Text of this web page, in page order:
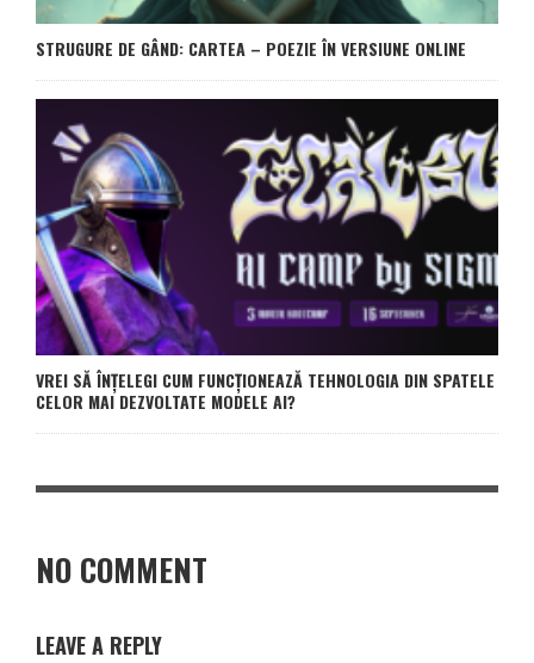
STRUGURE DE GÂND: CARTEA – POEZIE ÎN VERSIUNE ONLINE
VREI SĂ ÎNȚELEGI CUM FUNCȚIONEAZĂ TEHNOLOGIA DIN SPATELE
CELOR MAI DEZVOLTATE MODELE AI?
NO COMMENT
LEAVE A REPLY